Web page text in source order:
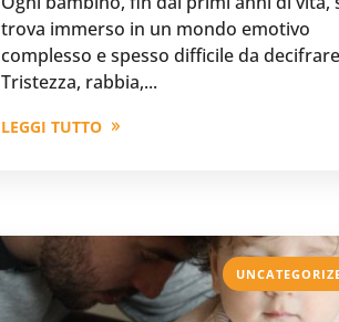
trova immerso in un mondo emotivo
complesso e spesso difficile da
Tristezza, rabbia,...
LEGGI TUTTO